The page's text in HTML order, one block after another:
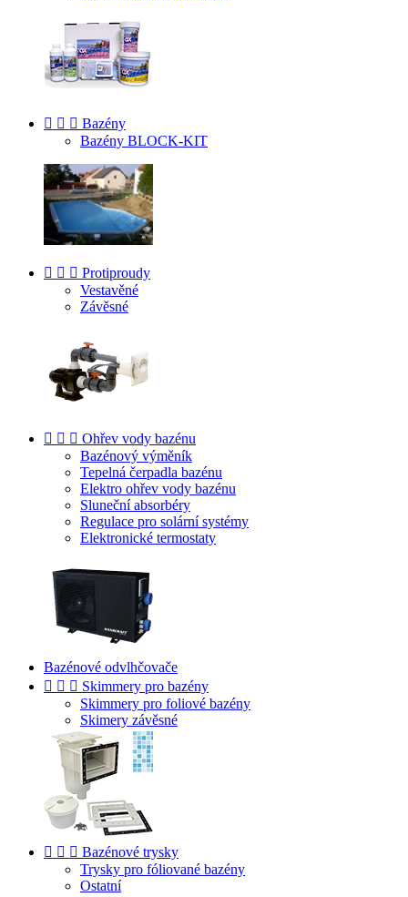
   Bazény
Bazény BLOCK-KIT
   Protiproudy
Vestavěné
Závěsné
   Ohřev vody bazénu
Bazénový výměník
Tepelná čerpadla bazénu
Elektro ohřev vody bazénu
Sluneční absorbéry
Regulace pro solární systémy
Elektronické termostaty
Bazénové odvlhčovače
   Skimmery pro bazény
Skimmery pro foliové bazény
Skimery závěsné
   Bazénové trysky
Trysky pro fóliované bazény
Ostatní